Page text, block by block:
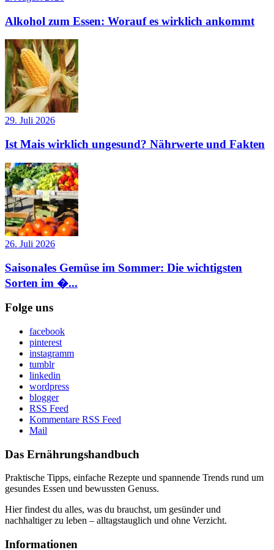
Alkohol zum Essen: Worauf es wirklich ankommt
29. Juli 2026
Ist Mais wirklich ungesund? Nährwerte und Fakten
26. Juli 2026
Saisonales Gemüse im Sommer: Die wichtigsten
Sorten im �...
Folge uns
facebook
pinterest
instagramm
tumblr
linkedin
wordpress
blogger
RSS Feed
Kommentare RSS Feed
Mail
Das Ernährungshandbuch
Praktische Tipps, einfache Rezepte und spannende Trends rund um
gesundes Essen und bewussten Genuss.
Hier findest du alles, was du brauchst, um gesünder und
nachhaltiger zu leben – alltagstauglich und ohne Verzicht.
Informationen